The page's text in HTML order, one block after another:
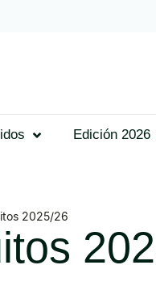
Edición 2026
2025/26